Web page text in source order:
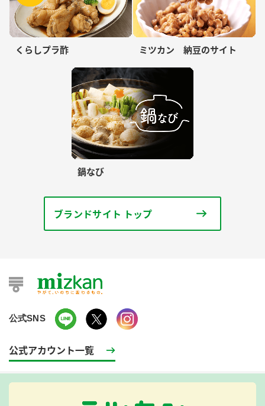
くらしプラ酢 ミツカン 納豆のサイト
鍋なび
ブランドサイト トップ
公式SNS
公式アカウント一覧